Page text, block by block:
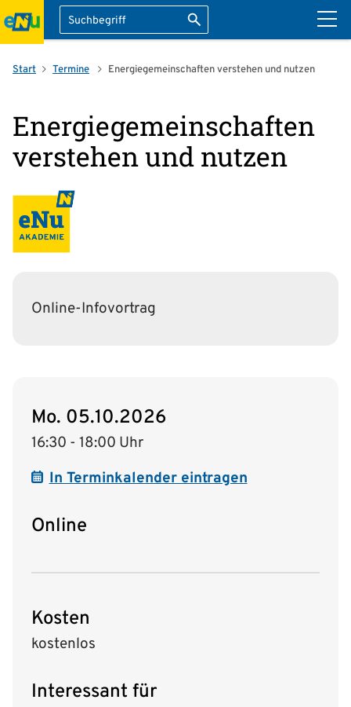
Suche Suche starten
überspringen
Start Termine Energiegemeinschaften verstehen und nutzen
Energiegemeinschaften
verstehen und nutzen
Online-Infovortrag
Mo. 05.10.2026
16:30 - 18:00 Uhr
In Terminkalender eintragen
Online
Kosten
kostenlos
Interessant für